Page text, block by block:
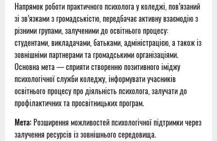
Напрямок роботи практичного психолога у коледжі, пов’язаний
зі зв’язками з громадськістю, передбачає активну взаємодію з
різними групами, залученими до освітнього процесу:
студентами, викладачами, батьками, адміністрацією, а також із
зовнішніми партнерами та громадськими організаціями.
Основна мета — сприяти створенню позитивного іміджу
психологічної служби коледжу, інформувати учасників
освітнього процесу про діяльність психолога, залучати до
профілактичних та просвітницьких програм.
Мета: Розширення можливостей психологічної підтримки через
залучення ресурсів із зовнішнього середовища.